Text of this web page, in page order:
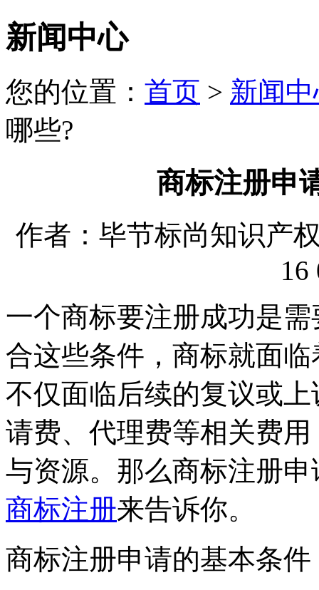
新闻中心
您的位置： 首页 > 新闻
哪些?
商标注册申
作者：毕节标尚知识产
16
一个商标要注册成功是
合这些条件，商标就面
不仅面临后续的复议或
请费、代理费等相关费
与资源。那么商标注册
商标注册来告诉你。
商标注册申请的基本条件